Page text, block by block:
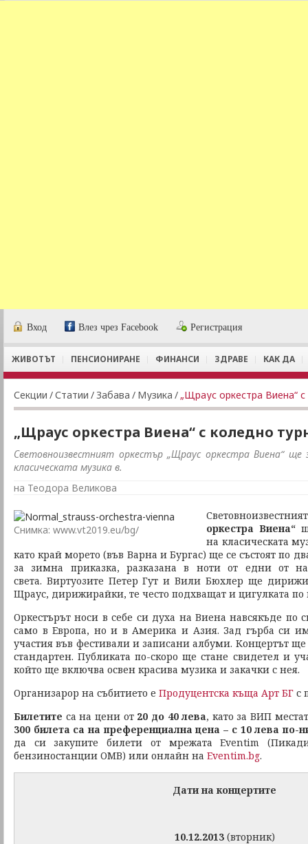
Вход Влез чрез Facebook Регистрация
ЖИВОТЪТ ПЕНСИОНИРАНЕ ФИНАНСИ ЗДРАВЕ КАК ДА
Секции /Статии / Забава / Музика /„Щраус оркестра Виена“
„Щраус оркестра Виена“ с коледно
Световноизвестният оркестър „Щраус оркестра Виена“
класическата музика в.
на Теодора Великова
Снимка: www.vt2019.eu/bg/
оркестра Виена“
на класическата
като край морето (във Варна и Бургас) ще се състоят по
за зимна приказка, разказана в ноти от едни от
света. Виртуозите Петер Гут и Вили Бюхлер ще
Щраус, дирижирайки, те често подхващат и цигулката по
Оркестърът носи в себе си духа на Виена навсякъде по
само в Европа, но и в Америка и Азия. Зад гърба си
участия във фестивали и записани албуми. Концертът
стандартен. Публиката по-скоро ще стане свидетел и
който ще включва освен красива музика и закачки с нея.
Организарор на събитието е Продуцентска къща Арт БГ с
Билетите са на цени от 20 до 40 лева, като за ВИП
300 билета са на преференциална цена – с 10 лева по-
да си закупите билети от мрежата Eventim
бензиностанции ОМВ) или онлайн на Eventim.bg.
Дати на концертите
10.12.2013(вторник)